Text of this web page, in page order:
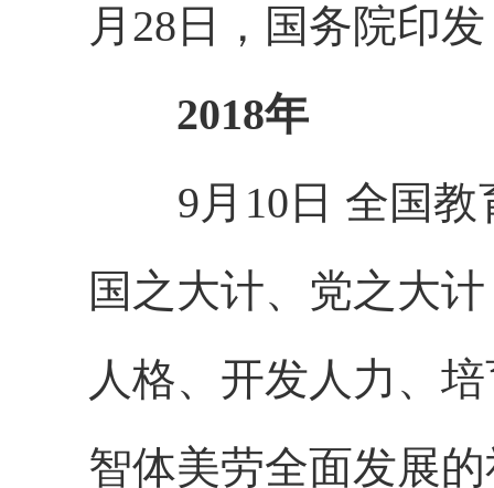
月28日，国务院印
2018年
9月10日 全国教
国之大计、党之大
人格、开发人力、
智体美劳全面发展